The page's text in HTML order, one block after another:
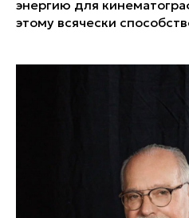
энергию для
этому всячески